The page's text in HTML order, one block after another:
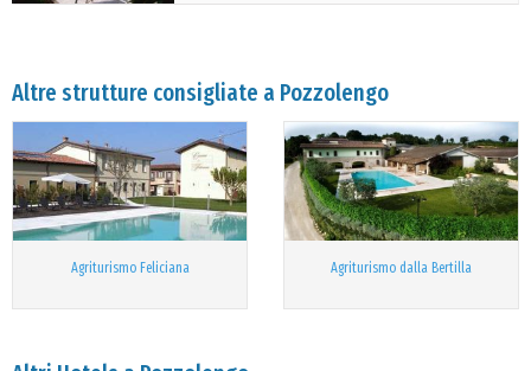
Altre strutture consigliate a Pozzolengo
Agriturismo Feliciana Agriturismo dalla Bertilla